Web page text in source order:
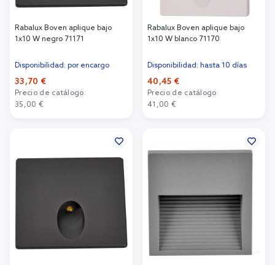
Rabalux Boven aplique bajo
1x10 W negro 71171
Disponibilidad: por encargo
33,70 €
Precio de catálogo:
35,00 €
Rabalux Boven aplique bajo
1x10 W blanco 71170
Disponibilidad: hasta 10 días
40,45 €
Precio de catálogo:
41,00 €